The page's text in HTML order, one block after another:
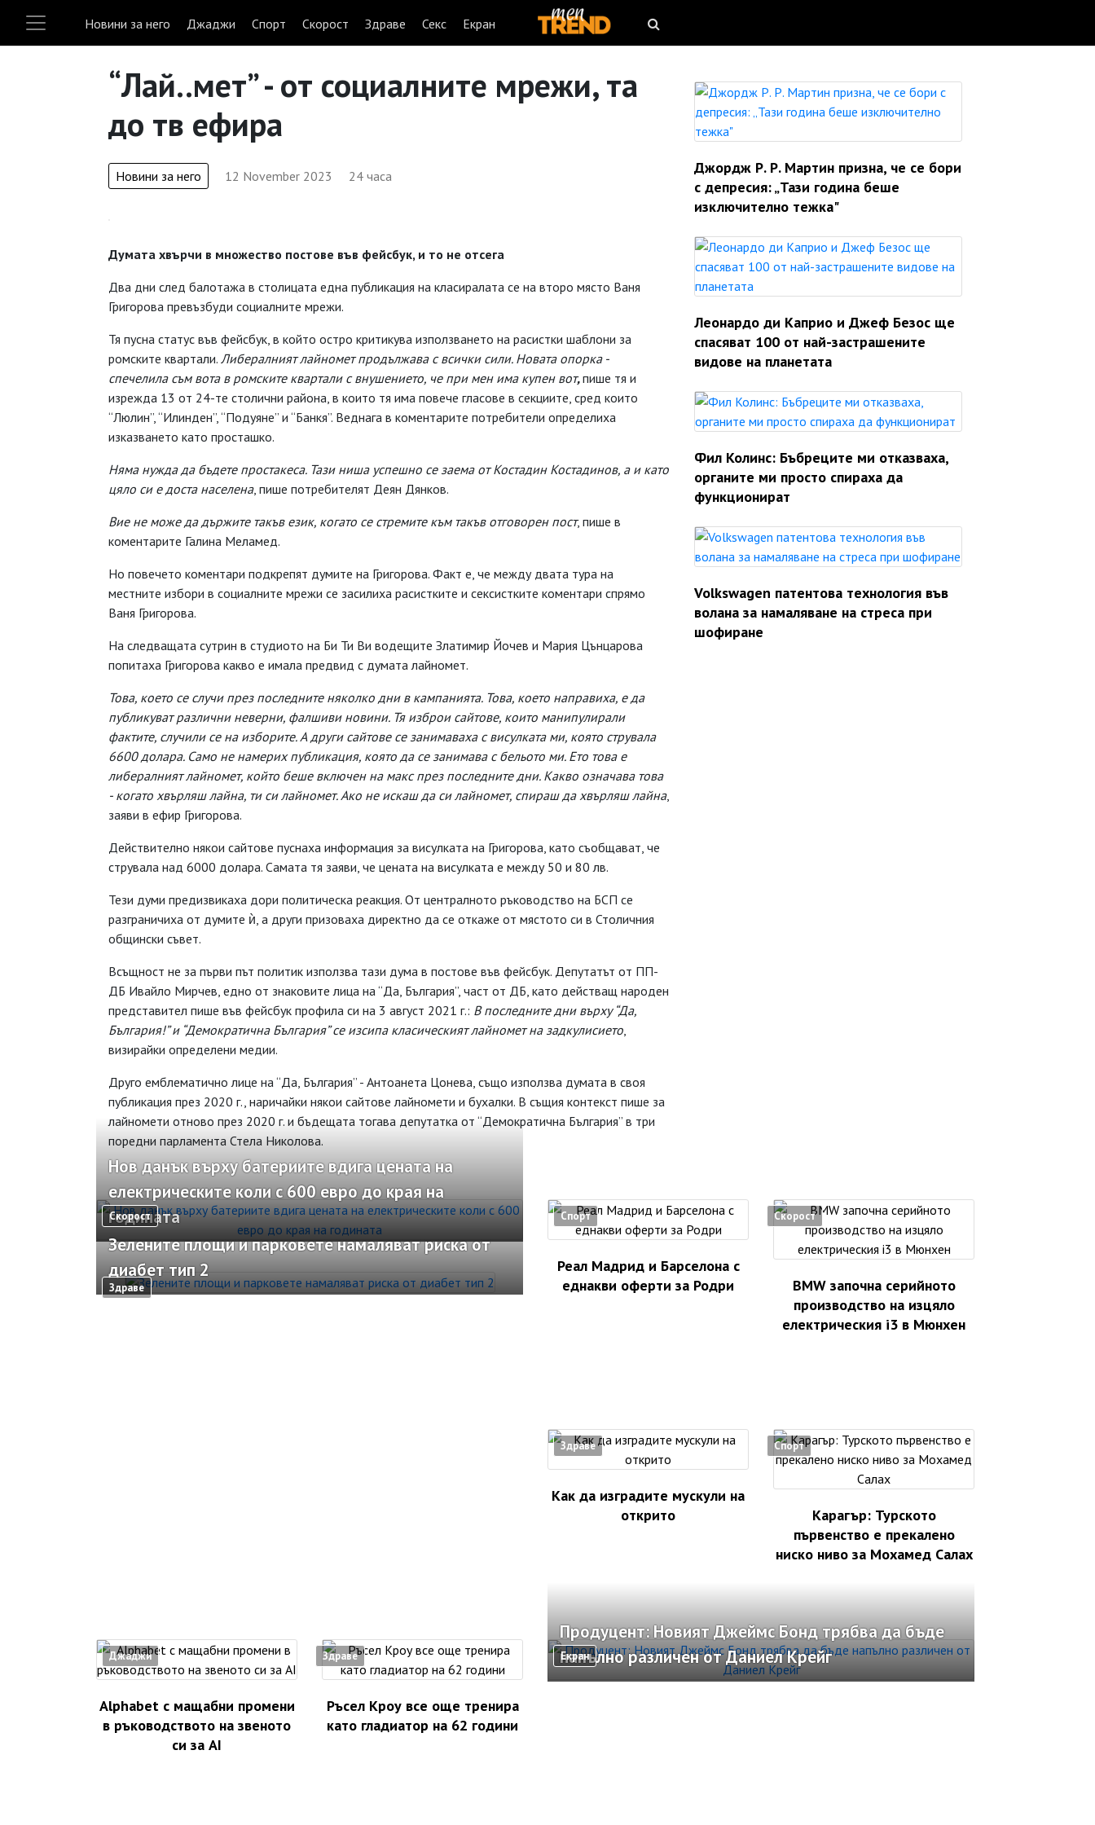
Новини за него Джаджи Спорт Скорост Здраве Секс Екран
“Лай..мет” - от социалните мрежи, та
до тв ефира
Новини за него 12 November 2023 24 часа
Думата хвърчи в множество постове във фейсбук, и то не отсега
Два дни след балотажа в столицата една публикация на класиралата се на второ място Ваня
Григорова превъзбуди социалните мрежи.
Тя пусна статус във фейсбук, в който остро критикува използването на расистки шаблони за
ромските квартали. Либералният лайномет продължава с всички сили. Новата опорка -
спечелила съм вота в ромските квартали с внушението, че при мен има купен вот,пише тя и
изрежда 13 от 24-те столични района, в които тя има повече гласове в секциите, сред които
“Люлин”, “Илинден”, “Подуяне” и “Банкя”. Веднага в коментарите потребители определиха
изказването като просташко.
Няма нужда да бъдете простакеса. Тази ниша успешно се заема от Костадин Костадинов, а и като
цяло си е доста населена, пише потребителят Деян Дянков.
Вие не може да държите такъв език, когато се стремите към такъв отговорен пост, пише в
коментарите Галина Меламед.
Но повечето коментари подкрепят думите на Григорова. Факт е, че между двата тура на
местните избори в социалните мрежи се засилиха расистките и сексистките коментари спрямо
Ваня Григорова.
На следващата сутрин в студиото на Би Ти Ви водещите Златимир Йочев и Мария Цънцарова
попитаха Григорова какво е имала предвид с думата лайномет.
Това, което се случи през последните няколко дни в кампанията. Това, което направиха, е да
публикуват различни неверни, фалшиви новини. Тя изброи сайтове, които манипулирали
фактите, случили се на изборите. А други сайтове се занимаваха с висулката ми, която струвала
6600 долара. Само не намерих публикация, която да се занимава с бельото ми. Ето това е
либералният лайномет, който беше включен на макс през последните дни. Какво означава това
- когато хвърляш лайна, ти си лайномет. Ако не искаш да си лайномет, спираш да хвърляш лайна,
заяви в ефир Григорова.
Действително някои сайтове пуснаха информация за висулката на Григорова, като съобщават, че
струвала над 6000 долара. Самата тя заяви, че цената на висулката е между 50 и 80 лв.
Тези думи предизвикаха дори политическа реакция. От централното ръководство на БСП се
разграничиха от думите ѝ, а други призоваха директно да се откаже от мястото си в Столичния
общински съвет.
Всъщност не за първи път политик използва тази дума в постове във фейсбук. Депутатът от ПП-
ДБ Ивайло Мирчев, едно от знаковите лица на “Да, България”, част от ДБ, като действащ народен
представител пише във фейсбук профила си на 3 август 2021 г.: В последните дни върху “Да,
България!” и “Демократична България” се изсипа класическият лайномет на задкулисието,
визирайки определени медии.
Друго емблематично лице на “Да, България” - Антоанета Цонева, също използва думата в своя
публикация през 2020 г., наричайки някои сайтове лайномети и бухалки. В същия контекст пише за
лайномети отново през 2020 г. и бъдещата тогава депутатка от “Демократична България” в три
поредни парламента Стела Николова.
Джордж Р. Р. Мартин призна, че се бори
с депресия: „Тази година беше
изключително тежка"
Леонардо ди Каприо и Джеф Безос ще
спасяват 100 от най-застрашените
видове на планетата
Фил Колинс: Бъбреците ми отказваха,
органите ми просто спираха да
функционират
Volkswagen патентова технология във
волана за намаляване на стреса при
шофиране
Скорост
Нов данък върху батериите вдига цената на
електрическите коли с 600 евро до края на
годината
Здраве
Зелените площи и парковете намаляват риска от
диабет тип 2
Спорт
Реал Мадрид и Барселона с
еднакви оферти за Родри
Скорост
BMW започна серийното
производство на изцяло
електрическия i3 в Мюнхен
Здраве
Как да изградите мускули на
открито
Спорт
Карагър: Турското
първенство е прекалено
ниско ниво за Мохамед Салах
Джаджи
Alphabet с мащабни промени
в ръководството на звеното
си за AI
Здраве
Ръсел Кроу все още тренира
като гладиатор на 62 години
Екран
Продуцент: Новият Джеймс Бонд трябва да бъде
напълно различен от Даниел Крейг